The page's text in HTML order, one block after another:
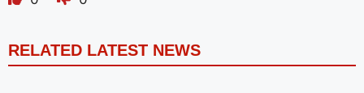
RELATED LATEST NEWS